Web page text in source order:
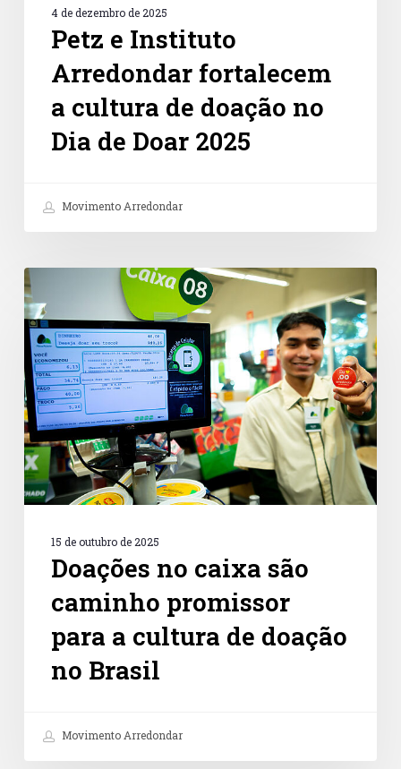
4 de dezembro de 2025
Petz e Instituto
Arredondar fortalecem
a cultura de doação no
Dia de Doar 2025
Movimento Arredondar
Doações
no
caixa
são
caminho
promissor
para
a
cultura
de
doação
no
15 de outubro de 2025
Doações no caixa são
caminho promissor
para a cultura de doação
no Brasil
Movimento Arredondar